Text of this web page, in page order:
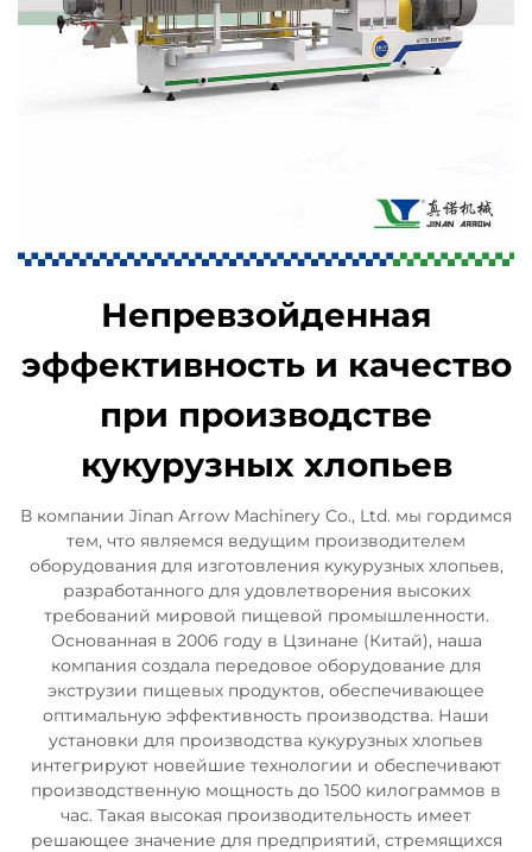
Непревзойденная
эффективность и качество
при производстве
кукурузных хлопьев
В компании Jinan Arrow Machinery Co., Ltd. мы гордимся
тем, что являемся ведущим производителем
оборудования для изготовления кукурузных хлопьев,
разработанного для удовлетворения высоких
требований мировой пищевой промышленности.
Основанная в 2006 году в Цзинане (Китай), наша
компания создала передовое оборудование для
экструзии пищевых продуктов, обеспечивающее
оптимальную эффективность производства. Наши
установки для производства кукурузных хлопьев
интегрируют новейшие технологии и обеспечивают
производственную мощность до 1500 килограммов в
час. Такая высокая производительность имеет
решающее значение для предприятий, стремящихся